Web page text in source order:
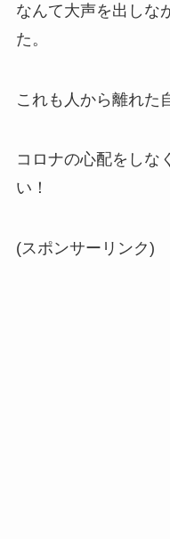
なんて大声を出しな
た。
これも人から離れた
コロナの心配をしな
い！
(スポンサーリンク)